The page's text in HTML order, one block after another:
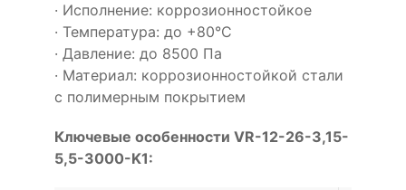
· Исполнение: коррозионностойкое
· Температура: до +80°С
· Давление: до 8500 Па
· Материал: коррозионностойкой стали
с полимерным покрытием
Ключевые особенности VR-12-26-3,15-
5,5-3000-K1: